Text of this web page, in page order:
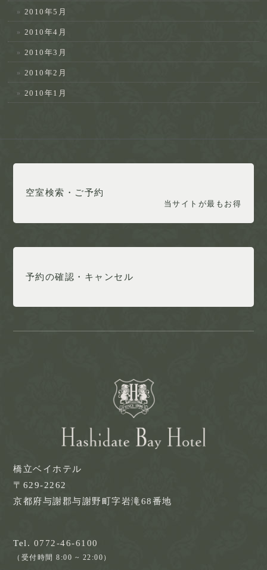
2010年5月
2010年4月
2010年3月
2010年2月
2010年1月
空室検索・ご予約
当サイトが最もお得
予約の確認・キャンセル
橋立ベイホテル
〒629-2262
京都府与謝郡与謝野町字岩滝68番地
Tel. 0772-46-6100
（受付時間 8:00 ~ 22:00）